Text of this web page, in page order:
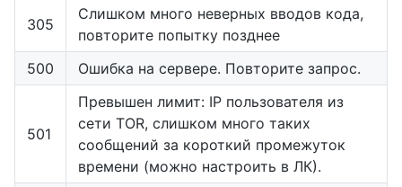
305
Слишком много неверных вводов кода,
повторите попытку позднее
500
Ошибка на сервере. Повторите запрос.
501
Превышен лимит: IP пользователя из
сети TOR, слишком много таких
сообщений за короткий промежуток
времени (можно настроить в ЛК).